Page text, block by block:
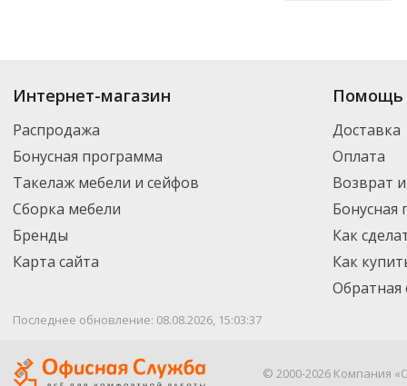
Купить до 24 857
включая новинки. Вы можете выбрать нужный товар и добавить его в
регионы России – партнерской транспортной компанией DPD. Для
Интернет-магазин
Распродажа
Бонусная программа
Такелаж мебели и сейфов
Сборка мебели
Бренды
Карта сайта
Помощь
Доставка
Оплата
Возврат
Бонусная
Как
Как
Обратная
Последнее обновление: 08.08.2026, 15:03:37
© 2000-2026 Компания